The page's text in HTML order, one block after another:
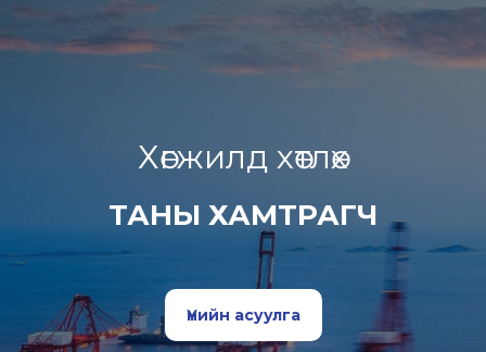
Хөгжилд хөтлөх
ТАНЫ ХАМТРАГЧ
Үнийн асуулга